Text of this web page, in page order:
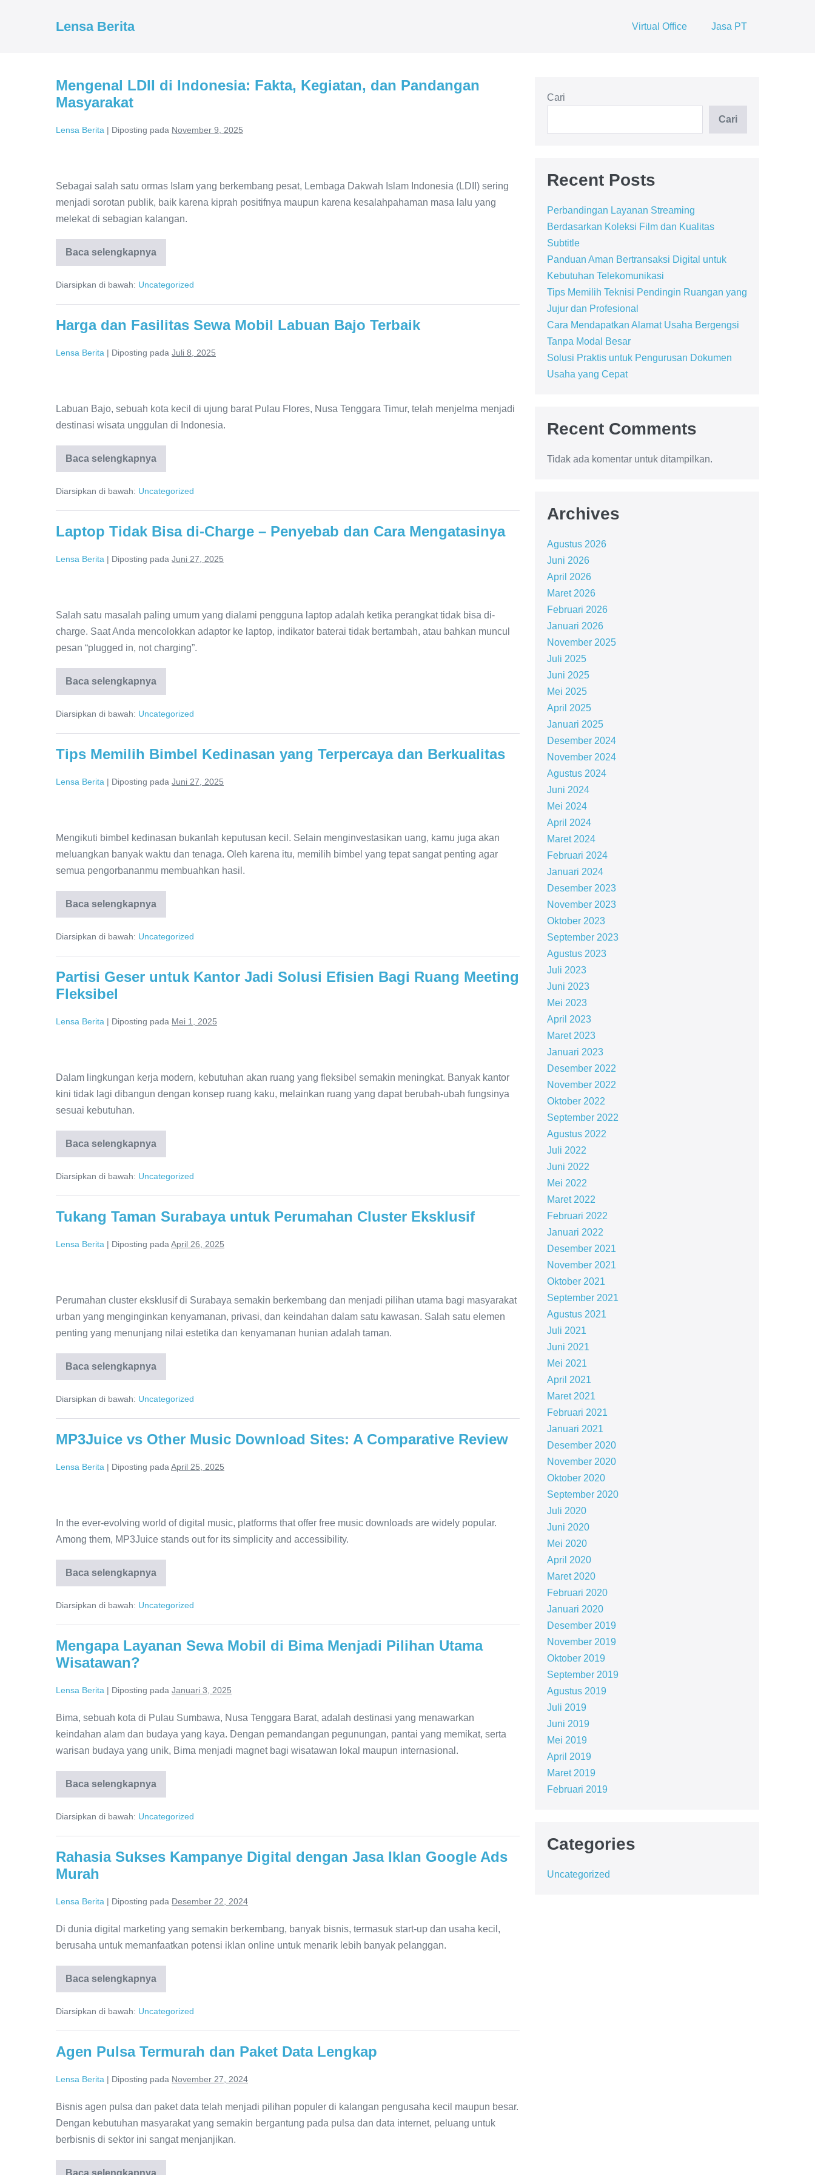
Lensa Berita Virtual Office Jasa PT
Mengenal LDII di Indonesia: Fakta, Kegiatan, dan Pandangan
Masyarakat
Lensa Berita | Diposting pada November 9, 2025
LDII
di
Indonesia:
Kegiatan,
dan
Pandangan
Sebagai salah satu ormas Islam yang berkembang pesat, Lembaga Dakwah Islam Indonesia (LDII) sering
menjadi sorotan publik, baik karena kiprah positifnya maupun karena kesalahpahaman masa lalu yang
melekat di sebagian kalangan.
Baca selengkapnya
Mengenal
LDII
Indonesia:
Kegiatan,
Pandangan
Diarsipkan di bawah: Uncategorized
Harga dan Fasilitas Sewa Mobil Labuan Bajo Terbaik
Lensa Berita | Diposting pada Juli 8, 2025
dan
Fasilitas
Mobil
Labuan
Bajo
Labuan Bajo, sebuah kota kecil di ujung barat Pulau Flores, Nusa Tenggara Timur, telah menjelma menjadi
destinasi wisata unggulan di Indonesia.
Baca selengkapnya
Harga
dan
Sewa
Labuan
Terbaik
Diarsipkan di bawah: Uncategorized
Laptop Tidak Bisa di-Charge – Penyebab dan Cara Mengatasinya
Lensa Berita | Diposting pada Juni 27, 2025
Tidak
Bisa
di-
Penyebab
dan
Salah satu masalah paling umum yang dialami pengguna laptop adalah ketika perangkat tidak bisa di-
charge. Saat Anda mencolokkan adaptor ke laptop, indikator baterai tidak bertambah, atau bahkan muncul
pesan “plugged in, not charging”.
Baca selengkapnya
Laptop
Tidak
di-
–
dan
Diarsipkan di bawah: Uncategorized
Tips Memilih Bimbel Kedinasan yang Terpercaya dan Berkualitas
Lensa Berita | Diposting pada Juni 27, 2025
Memilih
Bimbel
Kedinasan
Terpercaya
dan
Berkualitas
Mengikuti bimbel kedinasan bukanlah keputusan kecil. Selain menginvestasikan uang, kamu juga akan
meluangkan banyak waktu dan tenaga. Oleh karena itu, memilih bimbel yang tepat sangat penting agar
semua pengorbananmu membuahkan hasil.
Baca selengkapnya
Tips
Memilih
Kedinasan
Terpercaya
Berkualitas
Diarsipkan di bawah: Uncategorized
Partisi Geser untuk Kantor Jadi Solusi Efisien Bagi Ruang Meeting
Fleksibel
Lensa Berita | Diposting pada Mei 1, 2025
Geser
untuk
Kantor
Solusi
Efisien
Bagi
Fleksibel
Dalam lingkungan kerja modern, kebutuhan akan ruang yang fleksibel semakin meningkat. Banyak kantor
kini tidak lagi dibangun dengan konsep ruang kaku, melainkan ruang yang dapat berubah-ubah fungsinya
sesuai kebutuhan.
Baca selengkapnya
Partisi
Geser
Kantor
Solusi
Bagi
Fleksibel
Diarsipkan di bawah: Uncategorized
Tukang Taman Surabaya untuk Perumahan Cluster Eksklusif
Lensa Berita | Diposting pada April 26, 2025
Taman
Surabaya
untuk
Cluster
Eksklusif
Perumahan cluster eksklusif di Surabaya semakin berkembang dan menjadi pilihan utama bagi masyarakat
urban yang menginginkan kenyamanan, privasi, dan keindahan dalam satu kawasan. Salah satu elemen
penting yang menunjang nilai estetika dan kenyamanan hunian adalah taman.
Baca selengkapnya
Tukang
Taman
untuk
Cluster
Diarsipkan di bawah: Uncategorized
MP3Juice vs Other Music Download Sites: A Comparative Review
Lensa Berita | Diposting pada April 25, 2025
vs
Other
Download
Sites:
A
In the ever-evolving world of digital music, platforms that offer free music downloads are widely popular.
Among them, MP3Juice stands out for its simplicity and accessibility.
Baca selengkapnya
MP3Juice
vs
Music
Sites:
Comparative
Review
Diarsipkan di bawah: Uncategorized
Mengapa Layanan Sewa Mobil di Bima Menjadi Pilihan Utama
Wisatawan?
Lensa Berita | Diposting pada Januari 3, 2025
Bima, sebuah kota di Pulau Sumbawa, Nusa Tenggara Barat, adalah destinasi yang menawarkan
keindahan alam dan budaya yang kaya. Dengan pemandangan pegunungan, pantai yang memikat, serta
warisan budaya yang unik, Bima menjadi magnet bagi wisatawan lokal maupun internasional.
Baca selengkapnya
Mengapa
Layanan
Mobil
Bima
Pilihan
Diarsipkan di bawah: Uncategorized
Rahasia Sukses Kampanye Digital dengan Jasa Iklan Google Ads
Murah
Lensa Berita | Diposting pada Desember 22, 2024
Di dunia digital marketing yang semakin berkembang, banyak bisnis, termasuk start-up dan usaha kecil,
berusaha untuk memanfaatkan potensi iklan online untuk menarik lebih banyak pelanggan.
Baca selengkapnya
Rahasia
Sukses
Digital
Jasa
Google
Diarsipkan di bawah: Uncategorized
Agen Pulsa Termurah dan Paket Data Lengkap
Lensa Berita | Diposting pada November 27, 2024
Bisnis agen pulsa dan paket data telah menjadi pilihan populer di kalangan pengusaha kecil maupun besar.
Dengan kebutuhan masyarakat yang semakin bergantung pada pulsa dan data internet, peluang untuk
berbisnis di sektor ini sangat menjanjikan.
Baca selengkapnya
Cari
Cari
Recent Posts
Perbandingan Layanan Streaming
Berdasarkan Koleksi Film dan Kualitas
Subtitle
Panduan Aman Bertransaksi Digital untuk
Kebutuhan Telekomunikasi
Tips Memilih Teknisi Pendingin Ruangan yang
Jujur dan Profesional
Cara Mendapatkan Alamat Usaha Bergengsi
Tanpa Modal Besar
Solusi Praktis untuk Pengurusan Dokumen
Usaha yang Cepat
Recent Comments
Tidak ada komentar untuk ditampilkan.
Archives
Agustus 2026
Juni 2026
April 2026
Maret 2026
Februari 2026
Januari 2026
November 2025
Juli 2025
Juni 2025
Mei 2025
April 2025
Januari 2025
Desember 2024
November 2024
Agustus 2024
Juni 2024
Mei 2024
April 2024
Maret 2024
Februari 2024
Januari 2024
Desember 2023
November 2023
Oktober 2023
September 2023
Agustus 2023
Juli 2023
Juni 2023
Mei 2023
April 2023
Maret 2023
Januari 2023
Desember 2022
November 2022
Oktober 2022
September 2022
Agustus 2022
Juli 2022
Juni 2022
Mei 2022
Maret 2022
Februari 2022
Januari 2022
Desember 2021
November 2021
Oktober 2021
September 2021
Agustus 2021
Juli 2021
Juni 2021
Mei 2021
April 2021
Maret 2021
Februari 2021
Januari 2021
Desember 2020
November 2020
Oktober 2020
September 2020
Juli 2020
Juni 2020
Mei 2020
April 2020
Maret 2020
Februari 2020
Januari 2020
Desember 2019
November 2019
Oktober 2019
September 2019
Agustus 2019
Juli 2019
Juni 2019
Mei 2019
April 2019
Maret 2019
Februari 2019
Categories
Uncategorized